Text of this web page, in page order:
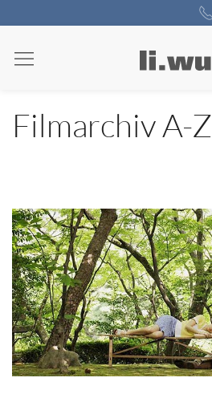
Filmarchiv A-Z